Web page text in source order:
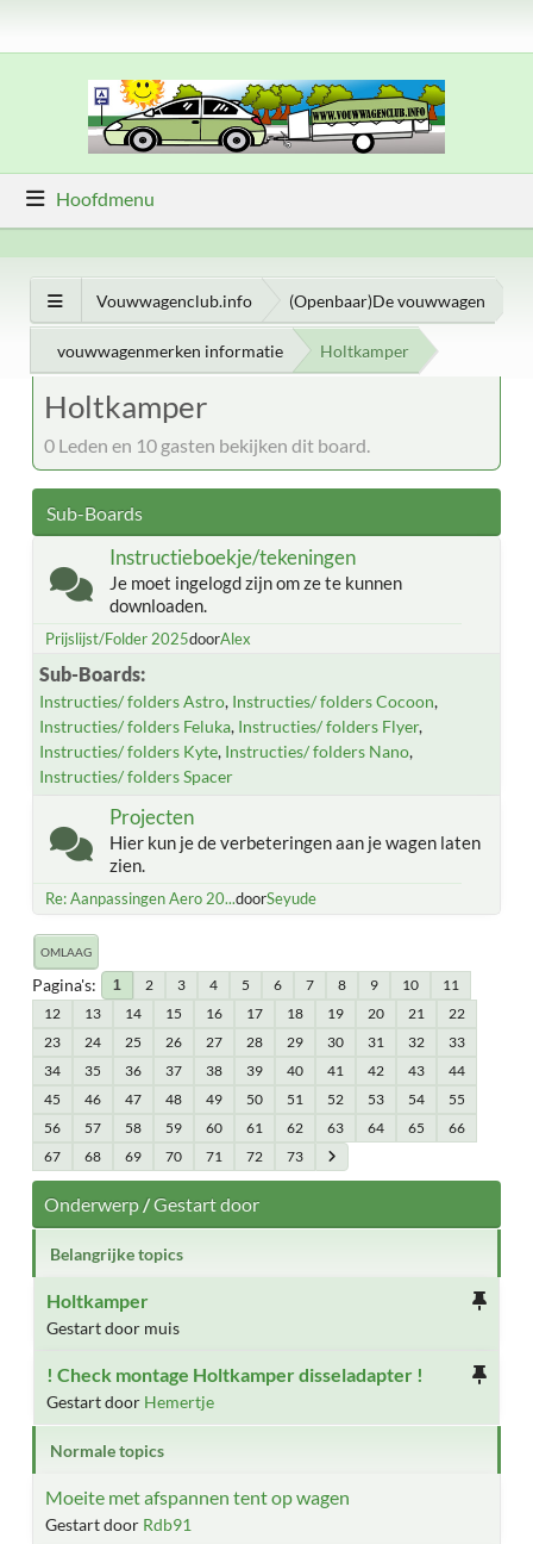
Hoofdmenu
Vouwwagenclub.info (Openbaar)De vouwwagen
vouwwagenmerken informatie Holtkamper
Holtkamper
0 Leden en 10 gasten bekijken dit board.
Sub-Boards
Instructieboekje/tekeningen
Je moet ingelogd zijn om ze te kunnen
downloaden.
Prijslijst/Folder 2025doorAlex
Sub-Boards
Instructies/ folders Astro Instructies/ folders Cocoon
Instructies/ folders Feluka Instructies/ folders Flyer
Instructies/ folders Kyte Instructies/ folders Nano
Instructies/ folders Spacer
Projecten
Hier kun je de verbeteringen aan je wagen laten
zien.
Re: Aanpassingen Aero 20...doorSeyude
OMLAAG
Pagina's 1 2 3 4 5 6 7 8 9 10
11
12
13 14 15 16 17 18 19 20 21
22
23
24 25 26 27 28 29 30 31 32
33
34
35 36 37 38 39 40 41 42 43
44
45
46 47 48 49 50 51 52 53 54
55
56
57 58 59 60 61 62 63 64 65
66
67
68 69 70 71 72 73
Onderwerp/Gestart door
Belangrijke topics
Holtkamper
Gestart door muis
! Check montage Holtkamper disseladapter !
Gestart door Hemertje
Normale topics
Moeite met afspannen tent op wagen
Gestart door Rdb91